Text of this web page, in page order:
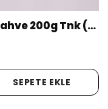
Kenya Filtre Kahve 200g Tnk (ÖĞÜTÜLMÜŞ)
SEPETE EKLE